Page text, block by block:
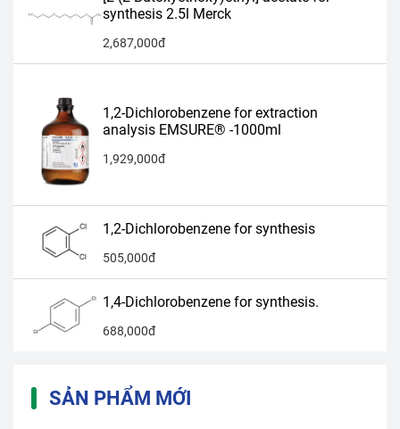
synthesis 2.5l Merck
2,687,000đ
1,2-Dichlorobenzene for extraction
analysis EMSURE® -1000ml
1,929,000đ
1,2-Dichlorobenzene for synthesis
505,000đ
1,4-Dichlorobenzene for synthesis.
688,000đ
SẢN PHẨM MỚI